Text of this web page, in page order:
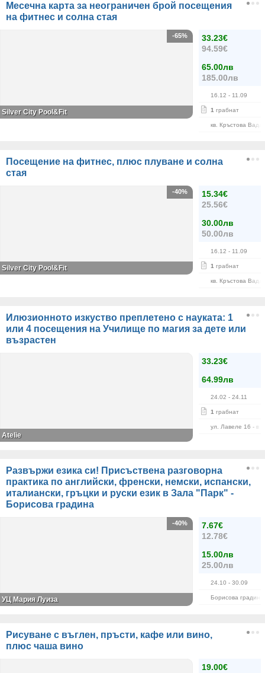
Месечна карта за неограничен брой посещения
на фитнес и солна стая
33.23€
94.59€
65.00лв
185.00лв
16.12 - 11.09
1 грабнат
кв. Кръстова Вада
-65%
Silver City Pool&Fit
Посещение на фитнес, плюс плуване и солна
стая
15.34€
25.56€
30.00лв
50.00лв
16.12 - 11.09
1 грабнат
кв. Кръстова Вада
-40%
Silver City Pool&Fit
Илюзионното изкуство преплетено с науката: 1
или 4 посещения на Училище по магия за дете или
възрастен
33.23€
64.99лв
24.02 - 24.11
1 грабнат
ул. Лавеле 16 - в
Atelie
Развържи езика си! Присъствена разговорна
практика по английски, френски, немски, испански,
италиански, гръцки и руски език в Зала "Парк" -
Борисова градина
7.67€
12.78€
15.00лв
25.00лв
24.10 - 30.09
Борисова градина
-40%
УЦ Мария Луиза
Рисуване с въглен, пръсти, кафе или вино,
плюс чаша вино
19.00€